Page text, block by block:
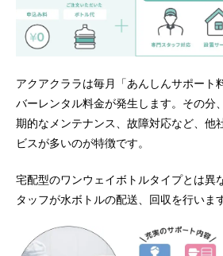
アクアクララは毎月「あんしんサポート
バーレンタル料金が発生します。その分
期的なメンテナンス、故障対応など、他
ビスが多いのが特徴です。
宅配型のワンウェイボトルタイプとは異
タッフが水ボトルの配送、回収を行います